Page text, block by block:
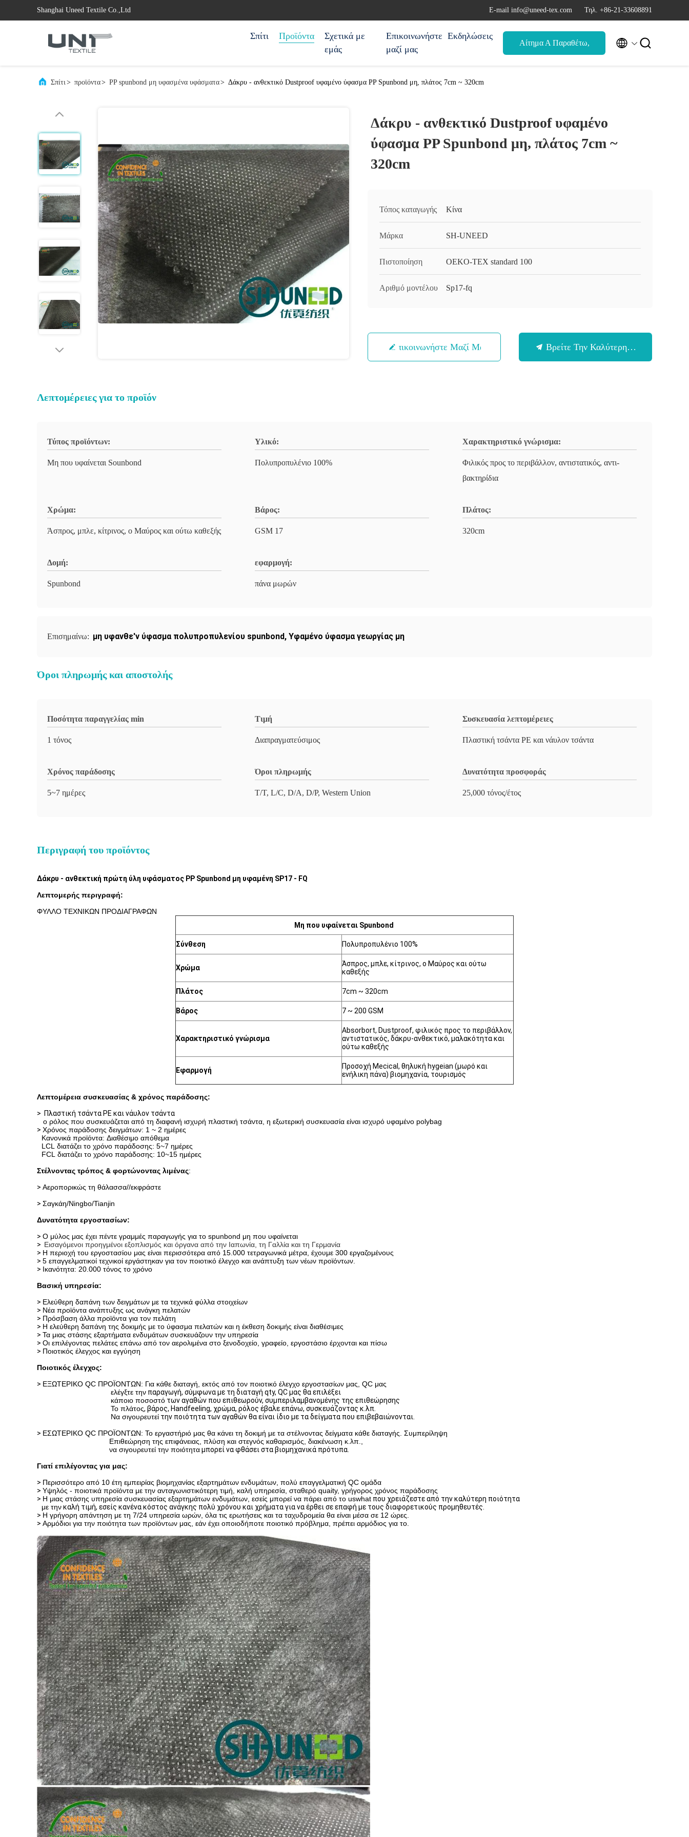
Shanghai Uneed Textile Co.,Ltd Ε-mail info@uneed-tex.com Τηλ. +86-21-33608891
Σπίτι Προϊόντα
Σχετικά με
εμάς
Επικοινωνήστε
μαζί μας
Εκδηλώσεις
Αίτημα Α Παραθέτω,  
Σπίτι> προϊόντα> PP spunbond μη υφασμένα υφάσματα> Δάκρυ - ανθεκτικό Dustproof υφαμένο ύφασμα PP Spunbond μη, πλάτος 7cm ~ 320cm
Δάκρυ - ανθεκτικό Dustproof υφαμένο
ύφασμα PP Spunbond μη, πλάτος 7cm ~
320cm
Τόπος καταγωγής Κίνα
Μάρκα SH-UNEED
Πιστοποίηση OEKO-TEX standard 100
Αριθμό μοντέλου Sp17-fq
Επικοινωνήστε Μαζί Μας Βρείτε Την Καλύτερη Τιμή
Λεπτομέρειες για το προϊόν
Τύπος προϊόντων:
Μη που υφαίνεται Sounbond
Υλικό:
Πολυπροπυλένιο 100%
Χαρακτηριστικό γνώρισμα:
Φιλικός προς το περιβάλλον, αντιστατικός, αντι-
βακτηρίδια
Χρώμα:
Άσπρος, μπλε, κίτρινος, ο Μαύρος και ούτω καθεξής
Βάρος:
GSM 17
Πλάτος:
320cm
Δομή:
Spunbond
εφαρμογή:
πάνα μωρών
Επισημαίνω: μη υφανθε'ν ύφασμα πολυπροπυλενίου spunbond, Υφαμένο ύφασμα γεωργίας μη
Όροι πληρωμής και αποστολής
Ποσότητα παραγγελίας min
1 τόνος
Τιμή
Διαπραγματεύσιμος
Συσκευασία λεπτομέρειες
Πλαστική τσάντα PE και νάυλον τσάντα
Χρόνος παράδοσης
5~7 ημέρες
Όροι πληρωμής
T/T, L/C, D/A, D/P, Western Union
Δυνατότητα προσφοράς
25,000 τόνος/έτος
Περιγραφή του προϊόντος
Δάκρυ - ανθεκτική πρώτη ύλη υφάσματος PP Spunbond μη υφαμένη SP17 - FQ
Λεπτομερής περιγραφή:
ΦΥΛΛΟ ΤΕΧΝΙΚΩΝ ΠΡΟΔΙΑΓΡΑΦΩΝ
Μη που υφαίνεται Spunbond
Σύνθεση Πολυπροπυλένιο 100%
Χρώμα
Άσπρος, μπλε, κίτρινος, ο Μαύρος και ούτω
καθεξής
Πλάτος 7cm ~ 320cm
Βάρος 7 ~ 200 GSM
Χαρακτηριστικό γνώρισμα
Absorbort, Dustproof, φιλικός προς το περιβάλλον,
αντιστατικός, δάκρυ-ανθεκτικό, μαλακότητα και
ούτω καθεξής
Εφαρμογή
Προσοχή Mecical, θηλυκή hygeian (μωρό και
ενήλικη πάνα) βιομηχανία, τουρισμός
Λεπτομέρεια συσκευασίας & χρόνος παράδοσης:
> Πλαστική τσάντα PE και νάυλον τσάντα
ο ρόλος που συσκευάζεται από τη διαφανή ισχυρή πλαστική τσάντα, η εξωτερική συσκευασία είναι ισχυρό υφαμένο polybag
> Χρόνος παράδοσης δειγμάτων: 1 ~ 2 ημέρες
Κανονικά προϊόντα: Διαθέσιμο απόθεμα
LCL διατάζει το χρόνο παράδοσης: 5~7 ημέρες
FCL διατάζει το χρόνο παράδοσης: 10~15 ημέρες
Στέλνοντας τρόπος & φορτώνοντας λιμένας:
> Αεροπορικώς τη θάλασσα//εκφράστε
> Σαγκάη/Ningbo/Tianjin
Δυνατότητα εργοστασίων:
> Ο μύλος μας έχει πέντε γραμμές παραγωγής για το spunbond μη που υφαίνεται
> Εισαγόμενοι προηγμένοι εξοπλισμός και όργανα από την Ιαπωνία, τη Γαλλία και τη Γερμανία
> Η περιοχή του εργοστασίου μας είναι περισσότερα από 15.000 τετραγωνικά μέτρα, έχουμε 300 εργαζομένους
> 5 επαγγελματικοί τεχνικοί εργάστηκαν για τον ποιοτικό έλεγχο και ανάπτυξη των νέων προϊόντων.
> Ικανότητα: 20.000 τόνος το χρόνο
Βασική υπηρεσία:
> Ελεύθερη δαπάνη των δειγμάτων με τα τεχνικά φύλλα στοιχείων
> Νέα προϊόντα ανάπτυξης ως ανάγκη πελατών
> Πρόσβαση άλλα προϊόντα για τον πελάτη
> Η ελεύθερη δαπάνη της δοκιμής με το ύφασμα πελατών και η έκθεση δοκιμής είναι διαθέσιμες
> Τα μιας στάσης εξαρτήματα ενδυμάτων συσκευάζουν την υπηρεσία
> Οι επιλέγοντας πελάτες επάνω από τον αερολιμένα στο ξενοδοχείο, γραφείο, εργοστάσιο έρχονται και πίσω
> Ποιοτικός έλεγχος και εγγύηση
Ποιοτικός έλεγχος:
> ΕΞΩΤΕΡΙΚΟ QC ΠΡΟΪΟΝΤΩΝ: Για κάθε διαταγή, εκτός από τον ποιοτικό έλεγχο εργοστασίων μας, QC μας
ελέγξτε την παραγωγή, σύμφωνα με τη διαταγή qty, QC μας θα επιλέξει
κάποιο ποσοστό των αγαθών που επιθεωρούν, συμπεριλαμβανομένης της επιθεώρησης
Το πλάτος, βάρος, Handfeeling, χρώμα, ρόλος έβαλε επάνω, συσκευάζοντας κ.λπ.
Να σιγουρευτεί την ποιότητα των αγαθών θα είναι ίδιο με ταδείγματα που επιβεβαιώνονται.
> ΕΣΩΤΕΡΙΚΟ QC ΠΡΟΪΟΝΤΩΝ: Το εργαστήριό μας θα κάνει τη δοκιμή με τα στέλνοντας δείγματα κάθε διαταγής. Συμπερίληψη
Επιθεώρηση της επιφάνειας, πλύση και στεγνός καθαρισμός, διακένωση κ.λπ.,
να σιγουρευτεί την ποιότηταμπορεί να φθάσει στα βιομηχανικά πρότυπα.
Γιατί επιλέγοντας για μας:
> Περισσότερο από 10 έτη εμπειρίας βιομηχανίας εξαρτημάτων ενδυμάτων, πολύ επαγγελματική QC ομάδα
> Υψηλός - ποιοτικά προϊόντα με την ανταγωνιστικότερη τιμή, καλή υπηρεσία, σταθερό quaity, γρήγορος χρόνος παράδοσης
> Η μιας στάσης υπηρεσία συσκευασίας εξαρτημάτων ενδυμάτων, εσείς μπορεί να πάρει από το uswhat που χρειάζεστε από την καλύτερη ποιότητα
με τηνκαλή τιμή, εσείς κανένα κόστος ανάγκης πολύ χρόνου και χρήματα για να έρθει σε επαφή με τους διαφορετικούς προμηθευτές.
> Η γρήγορη απάντηση με τη 7/24 υπηρεσία ωρών, όλα τις ερωτήσεις και τα ταχυδρομεία θα είναι μέσα σε 12 ώρες.
> Αρμόδιοι για την ποιότητα των προϊόντων μας, εάν έχει οποιοδήποτε ποιοτικό πρόβλημα, πρέπει αρμόδιος για το.